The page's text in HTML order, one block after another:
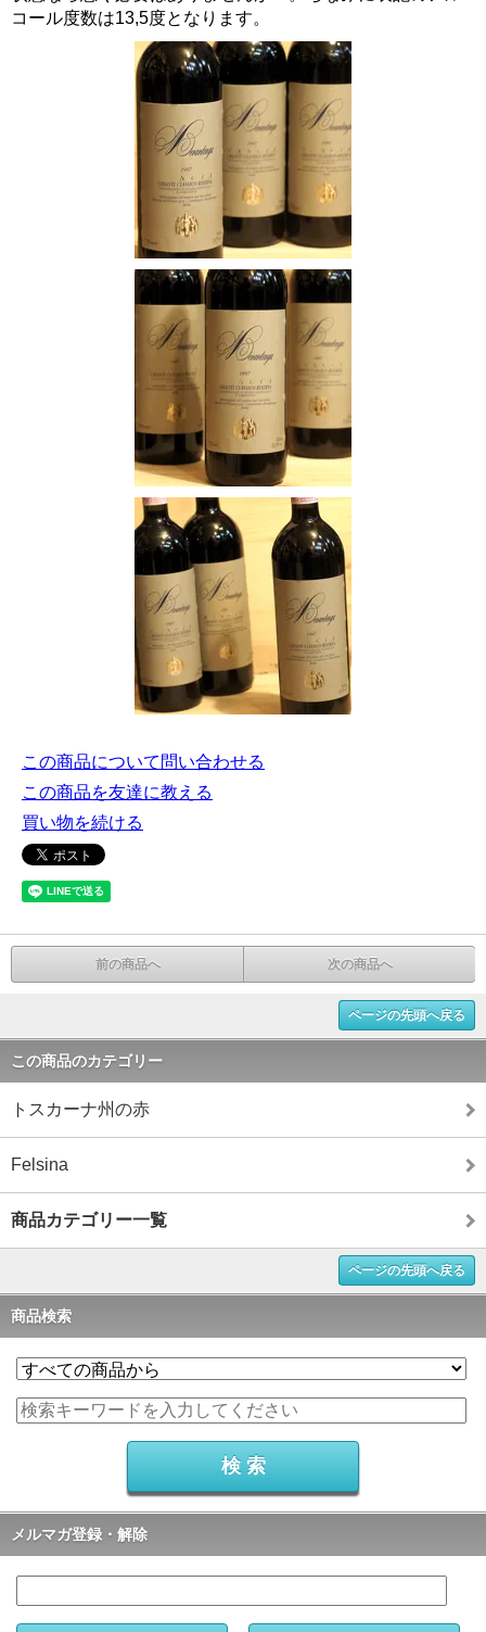
コール度数は13,5度となります。
この商品について問い合わせる
この商品を友達に教える
買い物を続ける
前の商品へ 次の商品へ
ページの先頭へ戻る
この商品のカテゴリー
トスカーナ州の赤
Felsina
商品カテゴリー一覧
ページの先頭へ戻る
商品検索
メルマガ登録・解除